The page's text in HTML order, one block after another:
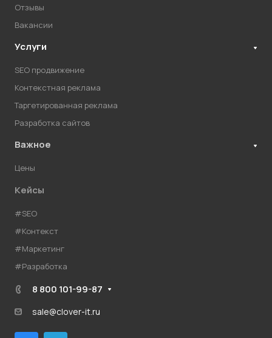
Отзывы
Вакансии
Услуги
SEO продвижение
Контекстная реклама
Таргетированная реклама
Разработка сайтов
Важное
Цены
Кейсы
#SEO
#Контекст
#Маркетинг
#Разработка
8 800 101-99-87
sale@clover-it.ru